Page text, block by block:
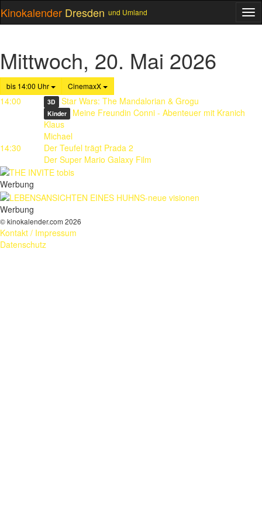
Kinokalender Dresden und Umland
Mittwoch, 20. Mai 2026
bis 14:00 Uhr CinemaxX
14:00 3D Star Wars: The Mandalorian & Grogu
Kinder
Meine Freundin Conni - Abenteuer mit Kranich
Klaus
Michael
14:30
Der Teufel trägt Prada 2
Der Super Mario Galaxy Film
Werbung
Werbung
© kinokalender.com 2026
Kontakt / Impressum
Datenschutz